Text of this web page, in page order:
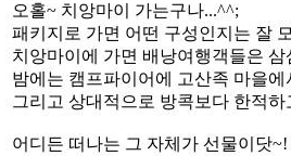
오홀~ 치앙마이 가는구나...^^;
패키지로 가면 어떤 구성인지는 잘
치앙마이에 가면 배낭여행객들은
밤에는 캠프파이어에 고산족 마을
그리고 상대적으로 방콕보다 한적하
어디든 떠나는 그 자체가 선물이닷~!